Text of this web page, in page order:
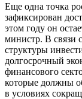
Еще одна точка
зафиксирован
этом году он
министр. В связи
структуры
долгосрочный
финансового
которые должны
в условиях